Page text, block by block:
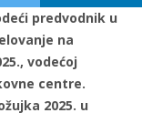
predvodnik u
na
vodećoj
centre.
2025. u